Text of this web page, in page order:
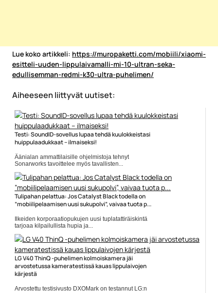
Lue koko artikkeli: https://muropaketti.com/mobiili/xiaomi-
esitteli-uuden-lippulaivamalli-mi-10-ultran-seka-
edullisemman-redmi-k30-ultra-puhelimen/
Aiheeseen liittyvät uutiset:
Testi: SoundID-sovellus lupaa tehdä kuulokkeistasi
huippulaadukkaat – ilmaiseksi!
Äänialan ammattilaisille ohjelmistoja tehnyt
Sonarworks tavoittelee myös tavallisten...
arvostelu
Tulipahan pelattua: Jos Catalyst Black todella on
”mobiilipelaamisen uusi sukupolvi”, vaivaa tuota p...
Ilkeiden korporaatiopukujen uusi tuplatattiräiskintä
tarjoaa kilpailullista hupia ja...
Catalyst Black
LG V40 ThinQ -puhelimen kolmoiskamera jäi
arvostetussa kameratestissä kauas lippulaivojen
kärjestä
Arvostettu testisivusto DXOMark on testannut LG:n